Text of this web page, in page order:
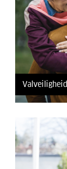
Valveiligheid